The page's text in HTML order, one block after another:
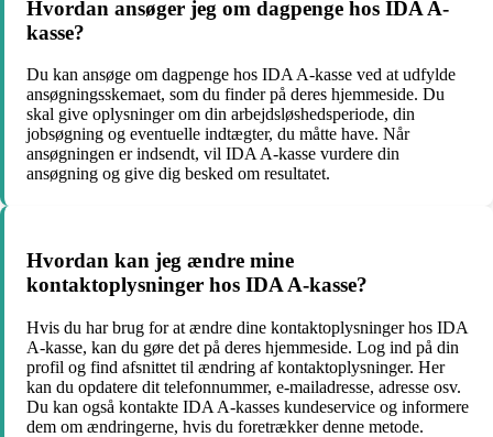
Hvordan ansøger jeg om dagpenge hos IDA A-
kasse?
Du kan ansøge om dagpenge hos IDA A-kasse ved at udfylde
ansøgningsskemaet, som du finder på deres hjemmeside. Du
skal give oplysninger om din arbejdsløshedsperiode, din
jobsøgning og eventuelle indtægter, du måtte have. Når
ansøgningen er indsendt, vil IDA A-kasse vurdere din
ansøgning og give dig besked om resultatet.
Hvordan kan jeg ændre mine
kontaktoplysninger hos IDA A-kasse?
Hvis du har brug for at ændre dine kontaktoplysninger hos IDA
A-kasse, kan du gøre det på deres hjemmeside. Log ind på din
profil og find afsnittet til ændring af kontaktoplysninger. Her
kan du opdatere dit telefonnummer, e-mailadresse, adresse osv.
Du kan også kontakte IDA A-kasses kundeservice og informere
dem om ændringerne, hvis du foretrækker denne metode.